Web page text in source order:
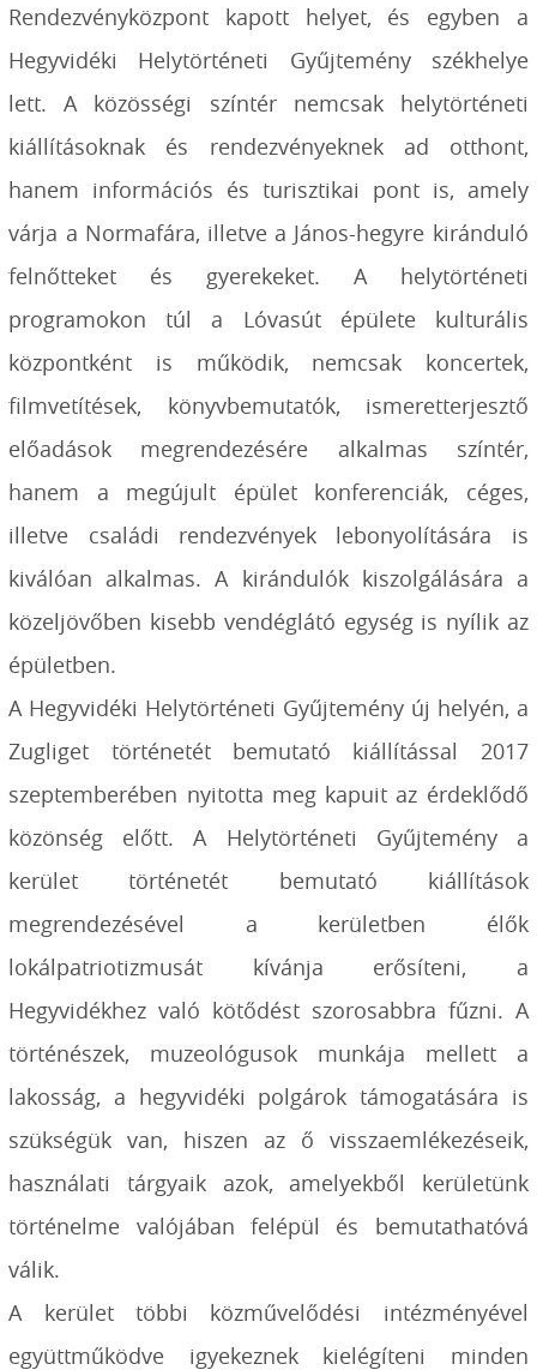
Rendezvényközpont kapott helyet, és egyben a
Hegyvidéki Helytörténeti Gyűjtemény székhelye
lett. A közösségi színtér nemcsak helytörténeti
kiállításoknak és rendezvényeknek ad otthont,
hanem információs és turisztikai pont is, amely
várja a Normafára, illetve a János-hegyre kiránduló
felnőtteket és gyerekeket. A helytörténeti
programokon túl a Lóvasút épülete kulturális
központként is működik, nemcsak koncertek,
filmvetítések, könyvbemutatók, ismeretterjesztő
előadások megrendezésére alkalmas színtér,
hanem a megújult épület konferenciák, céges,
illetve családi rendezvények lebonyolítására is
kiválóan alkalmas. A kirándulók kiszolgálására a
közeljövőben kisebb vendéglátó egység is nyílik az
épületben.
A Hegyvidéki Helytörténeti Gyűjtemény új helyén, a
Zugliget történetét bemutató kiállítással 2017
szeptemberében nyitotta meg kapuit az érdeklődő
közönség előtt. A Helytörténeti Gyűjtemény a
kerület történetét bemutató kiállítások
megrendezésével a kerületben élők
lokálpatriotizmusát kívánja erősíteni, a
Hegyvidékhez való kötődést szorosabbra fűzni. A
történészek, muzeológusok munkája mellett a
lakosság, a hegyvidéki polgárok támogatására is
szükségük van, hiszen az ő visszaemlékezéseik,
használati tárgyaik azok, amelyekből kerületünk
történelme valójában felépül és bemutathatóvá
válik.
A kerület többi közművelődési intézményével
együttműködve igyekeznek kielégíteni minden